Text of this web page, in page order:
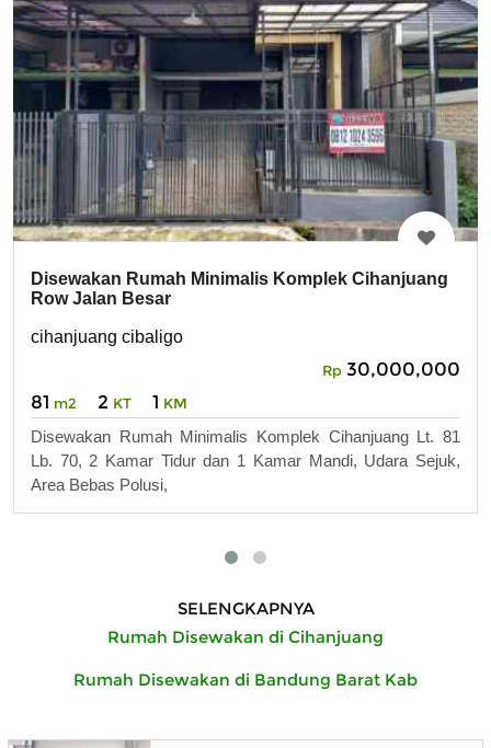
Disewakan Rumah Minimalis Komplek Cihanjuang
Row Jalan Besar
cihanjuang cibaligo
Rp 30,000,000
81 m2 2 KT 1 KM
Disewakan Rumah Minimalis Komplek Cihanjuang Lt. 81
Lb. 70, 2 Kamar Tidur dan 1 Kamar Mandi, Udara Sejuk,
Area Bebas Polusi,
SELENGKAPNYA
Rumah Disewakan di Cihanjuang
Rumah Disewakan di Bandung Barat Kab